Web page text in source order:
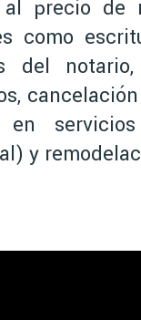
precio de
como
del
en
y